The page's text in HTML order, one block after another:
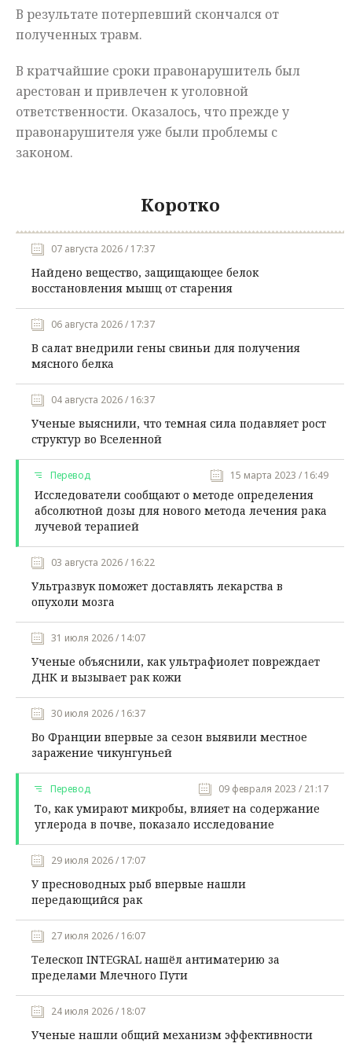
В результате потерпевший скончался от
полученных травм.
В кратчайшие сроки правонарушитель был
арестован и привлечен к уголовной
ответственности. Оказалось, что прежде у
правонарушителя уже были проблемы с
законом.
Коротко
07 августа 2026 / 17:37
Найдено вещество, защищающее белок
восстановления мышц от старения
06 августа 2026 / 17:37
В салат внедрили гены свиньи для получения
мясного белка
04 августа 2026 / 16:37
Ученые выяснили, что темная сила подавляет рост
структур во Вселенной
Перевод 15 марта 2023 / 16:49
Исследователи сообщают о методе определения
абсолютной дозы для нового метода лечения рака
лучевой терапией
03 августа 2026 / 16:22
Ультразвук поможет доставлять лекарства в
опухоли мозга
31 июля 2026 / 14:07
Ученые объяснили, как ультрафиолет повреждает
ДНК и вызывает рак кожи
30 июля 2026 / 16:37
Во Франции впервые за сезон выявили местное
заражение чикунгуньей
Перевод 09 февраля 2023 / 21:17
То, как умирают микробы, влияет на содержание
углерода в почве, показало исследование
29 июля 2026 / 17:07
У пресноводных рыб впервые нашли
передающийся рак
27 июля 2026 / 16:07
Телескоп INTEGRAL нашёл антиматерию за
пределами Млечного Пути
24 июля 2026 / 18:07
Ученые нашли общий механизм эффективности